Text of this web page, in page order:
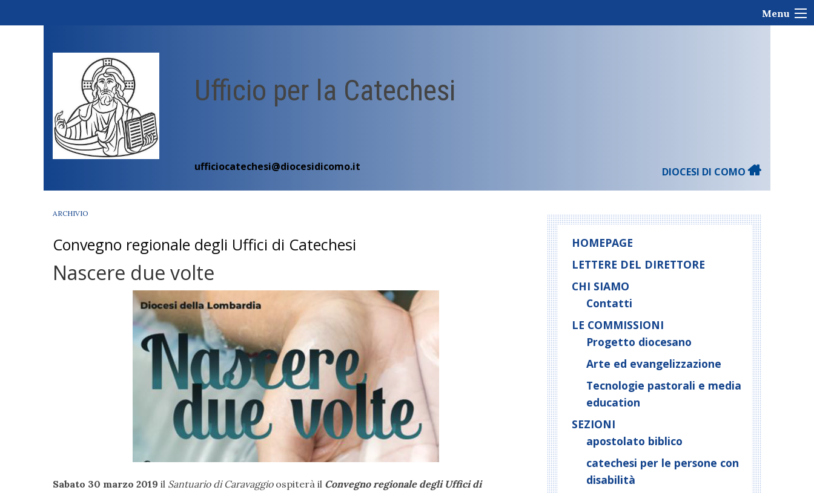
Menu
Ufficio per la Catechesi
ufficiocatechesi@diocesidicomo.it DIOCESI DI COMO
ARCHIVIO
Convegno regionale degli Uffici di Catechesi
Nascere due volte
Sabato 30 marzo 2019 il Santuario di Caravaggioospiterà il Convegno regionale degli Uffici di
HOMEPAGE
LETTERE DEL DIRETTORE
CHI SIAMO
Contatti
LE COMMISSIONI
Progetto diocesano
Arte ed evangelizzazione
Tecnologie pastorali e media
education
SEZIONI
apostolato biblico
catechesi per le persone con
disabilità